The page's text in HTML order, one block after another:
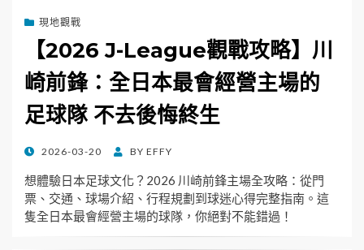
現地觀戰
【2026 J-League觀戰攻略】川
崎前鋒：全日本最會經營主場的
足球隊 不去後悔終生
POSTED
2026-03-20 BY EFFY
想體驗日本足球文化？2026 川崎前鋒主場全攻略：從門
票、交通、球場介紹、行程規劃到球迷心得完整指南。這
隻全日本最會經營主場的球隊，你絕對不能錯過！